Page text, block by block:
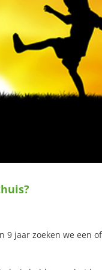
9 jaar zoeken we een